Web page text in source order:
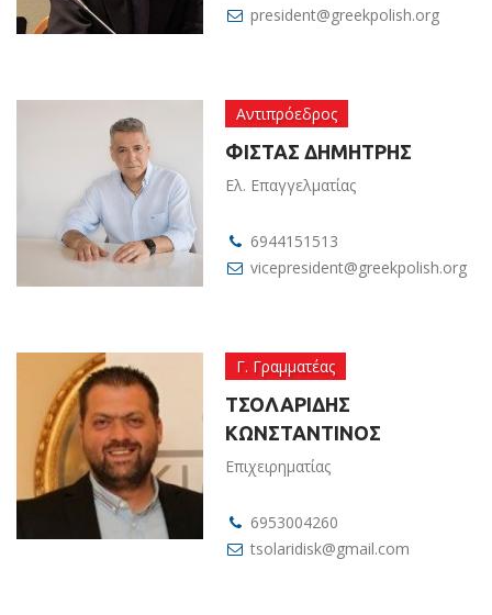
president@greekpolish.org
Αντιπρόεδρος
ΦΙΣΤΑΣ ΔΗΜΗΤΡΗΣ
Ελ. Επαγγελματίας
6944151513
vicepresident@greekpolish.org
Γ. Γραμματέας
ΤΣΟΛΑΡΙΔΗΣ
ΚΩΝΣΤΑΝΤΙΝΟΣ
Επιχειρηματίας
6953004260
tsolaridisk@gmail.com